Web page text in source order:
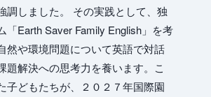
調しました。 その実践として、独
「Earth Saver Family English」を考
然や環境問題について英語で対話
題解決への思考力を養います。こ
子どもたちが、２０２７年国際園